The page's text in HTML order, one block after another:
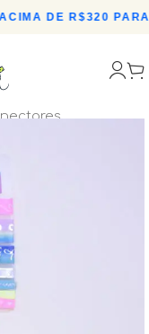
DE R$320 PARA